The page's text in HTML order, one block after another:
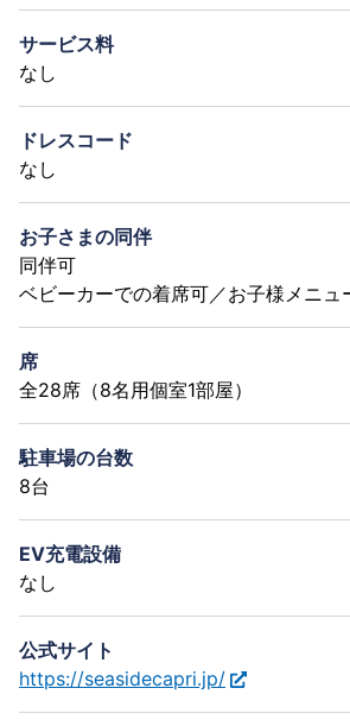
サービス料
なし
ドレスコード
なし
お子さまの同伴
同伴可
ベビーカーでの着席可／お子様メニュ
席
全28席（8名用個室1部屋）
駐車場の台数
8台
EV充電設備
なし
公式サイト
https://seasidecapri.jp/